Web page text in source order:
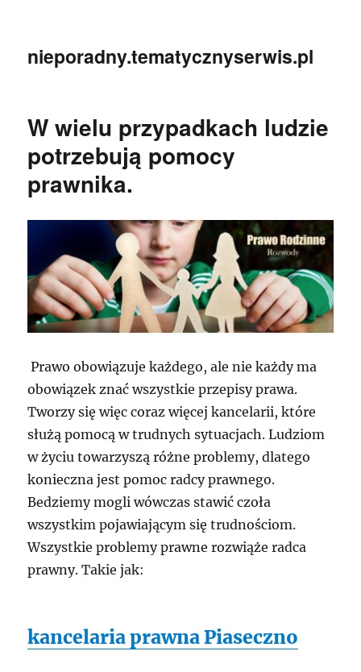
nieporadny.tematycznyserwis.pl
W wielu przypadkach ludzie
potrzebują pomocy
prawnika.
Prawo obowiązuje każdego, ale nie każdy ma
obowiązek znać wszystkie przepisy prawa.
Tworzy się więc coraz więcej kancelarii, które
służą pomocą w trudnych sytuacjach. Ludziom
w życiu towarzyszą różne problemy, dlatego
konieczna jest pomoc radcy prawnego.
Bedziemy mogli wówczas stawić czoła
wszystkim pojawiającym się trudnościom.
Wszystkie problemy prawne rozwiąże radca
prawny. Takie jak:
kancelaria prawna Piaseczno